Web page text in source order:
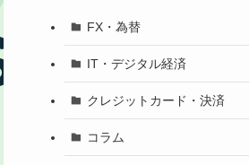
FX・為替
IT・デジタル経済
クレジットカード・決済
コラム